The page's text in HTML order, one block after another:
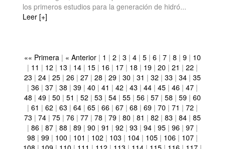
los primeros estudios para la generación de hidró...
Leer [+]
«« Primera | « Anterior | 1 | 2 | 3 | 4 | 5 | 6 | 7 | 8 | 9 | 10
| 11 | 12 | 13 | 14 | 15 | 16 | 17 | 18 | 19 | 20 | 21 | 22 |
23 | 24 | 25 | 26 | 27 | 28 | 29 | 30 | 31 | 32 | 33 | 34 | 35
| 36 | 37 | 38 | 39 | 40 | 41 | 42 | 43 | 44 | 45 | 46 | 47 |
48 | 49 | 50 | 51 | 52 | 53 | 54 | 55 | 56 | 57 | 58 | 59 | 60
| 61 | 62 | 63 | 64 | 65 | 66 | 67 | 68 | 69 | 70 | 71 | 72 |
73 | 74 | 75 | 76 | 77 | 78 | 79 | 80 | 81 | 82 | 83 | 84 | 85
| 86 | 87 | 88 | 89 | 90 | 91 | 92 | 93 | 94 | 95 | 96 | 97 |
98 | 99 | 100 | 101 | 102 | 103 | 104 | 105 | 106 | 107 |